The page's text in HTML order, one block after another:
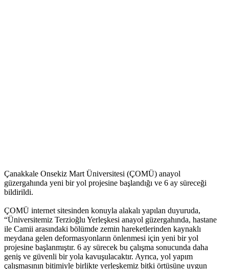
Çanakkale Onsekiz Mart Üniversitesi (ÇOMÜ) anayol
güzergahında yeni bir yol projesine başlandığı ve 6 ay süreceği
bildirildi.
ÇOMÜ internet sitesinden konuyla alakalı yapılan duyuruda,
“Üniversitemiz Terzioğlu Yerleşkesi anayol güzergahında, hastane
ile Camii arasındaki bölümde zemin hareketlerinden kaynaklı
meydana gelen deformasyonların önlenmesi için yeni bir yol
projesine başlanmıştır. 6 ay sürecek bu çalışma sonucunda daha
geniş ve güvenli bir yola kavuşulacaktır. Ayrıca, yol yapım
çalışmasının bitimiyle birlikte yerleşkemiz bitki örtüsüne uygun